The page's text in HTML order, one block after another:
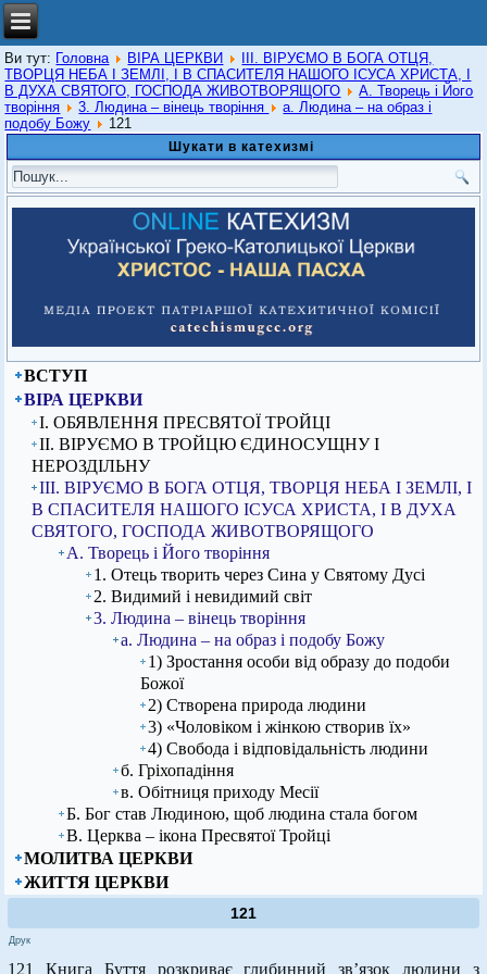
Ви тут: Головна ВІРА ЦЕРКВИ
ІІІ. ВІРУЄМО В БОГА ОТЦЯ,
ТВОРЦЯ НЕБА І ЗЕМЛІ, І В СПАСИТЕЛЯ НАШОГО ІСУСА ХРИСТА, І
В ДУХА СВЯТОГО, ГОСПОДА ЖИВОТВОРЯЩОГО
А. Творець і Його
творіння
3. Людина – вінець творіння
а. Людина – на образ і
подобу Божу
121
Шукати в катехизмі
ВСТУП
ВІРА ЦЕРКВИ
I. ОБЯВЛЕННЯ ПРЕСВЯТОЇ ТРОЙЦІ
ІІ. ВІРУЄМО В ТРОЙЦЮ ЄДИНОСУЩНУ І
НЕРОЗДІЛЬНУ
ІІІ. ВІРУЄМО В БОГА ОТЦЯ, ТВОРЦЯ НЕБА І ЗЕМЛІ, І
В СПАСИТЕЛЯ НАШОГО ІСУСА ХРИСТА, І В ДУХА
СВЯТОГО, ГОСПОДА ЖИВОТВОРЯЩОГО
А. Творець і Його творіння
1. Отець творить через Сина у Святому Дусі
2. Видимий і невидимий світ
3. Людина – вінець творіння
а. Людина – на образ і подобу Божу
1) Зростання особи від образу до подоби
Божої
2) Створена природа людини
3) «Чоловіком і жінкою створив їх»
4) Свобода і відповідальність людини
б. Гріхопадіння
в. Обітниця приходу Месії
Б. Бог став Людиною, щоб людина стала богом
В. Церква – ікона Пресвятої Тройці
МОЛИТВА ЦЕРКВИ
ЖИТТЯ ЦЕРКВИ
121
Друк
121 Книга Буття розкриває глибинний зв’язок людини з